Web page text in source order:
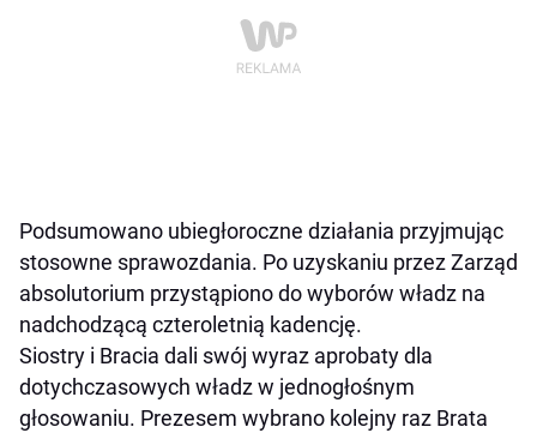
Podsumowano ubiegłoroczne działania przyjmując
stosowne sprawozdania. Po uzyskaniu przez Zarząd
absolutorium przystąpiono do wyborów władz na
nadchodzącą czteroletnią kadencję.
Siostry i Bracia dali swój wyraz aprobaty dla
dotychczasowych władz w jednogłośnym
głosowaniu. Prezesem wybrano kolejny raz Brata